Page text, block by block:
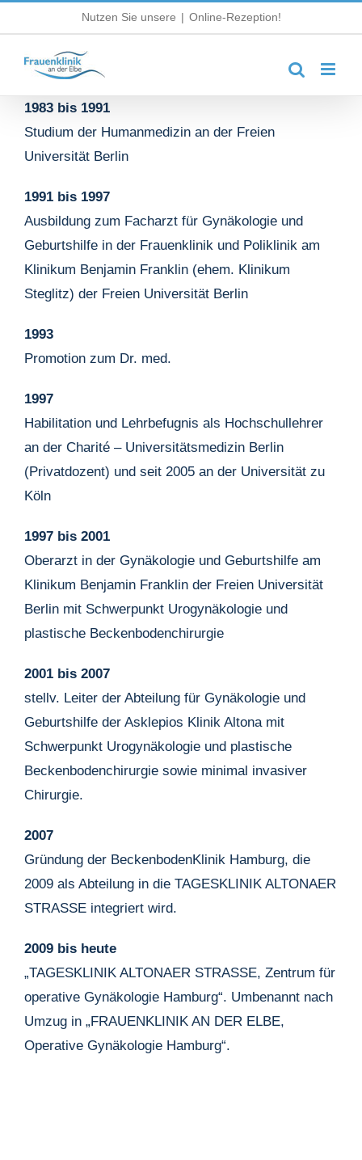
Inhalt
springen
Nutzen Sie unsere | Online-Rezeption!
1983 bis 1991
Studium der Humanmedizin an der Freien
Universität Berlin
1991 bis 1997
Ausbildung zum Facharzt für Gynäkologie und
Geburtshilfe in der Frauenklinik und Poliklinik am
Klinikum Benjamin Franklin (ehem. Klinikum
Steglitz) der Freien Universität Berlin
1993
Promotion zum Dr. med.
1997
Habilitation und Lehrbefugnis als Hochschullehrer
an der Charité – Universitätsmedizin Berlin
(Privatdozent) und seit 2005 an der Universität zu
Köln
1997 bis 2001
Oberarzt in der Gynäkologie und Geburtshilfe am
Klinikum Benjamin Franklin der Freien Universität
Berlin mit Schwerpunkt Urogynäkologie und
plastische Beckenbodenchirurgie
2001 bis 2007
stellv. Leiter der Abteilung für Gynäkologie und
Geburtshilfe der Asklepios Klinik Altona mit
Schwerpunkt Urogynäkologie und plastische
Beckenbodenchirurgie sowie minimal invasiver
Chirurgie.
2007
Gründung der BeckenbodenKlinik Hamburg, die
2009 als Abteilung in die TAGESKLINIK ALTONAER
STRASSE integriert wird.
2009 bis heute
„TAGESKLINIK ALTONAER STRASSE, Zentrum für
operative Gynäkologie Hamburg“. Umbenannt nach
Umzug in „FRAUENKLINIK AN DER ELBE,
Operative Gynäkologie Hamburg“.